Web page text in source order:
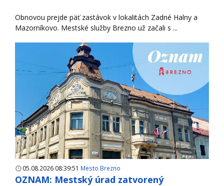
Obnovou prejde päť zastávok v lokalitách Zadné Halny a
Mazorníkovo. Mestské služby Brezno už začali s ...
05.08.2026 08:39:51 Mesto Brezno
OZNAM: Mestský úrad zatvorený